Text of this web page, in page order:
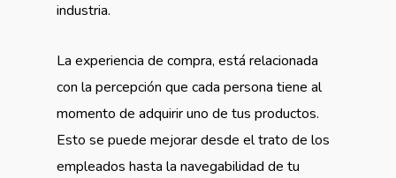
industria.
La experiencia de compra, está relacionada
con la percepción que cada persona tiene al
momento de adquirir uno de tus productos.
Esto se puede mejorar desde el trato de los
empleados hasta la navegabilidad de tu